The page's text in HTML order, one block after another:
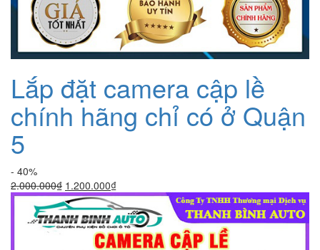
Lắp đặt camera cập lề
chính hãng chỉ có ở Quận
5
- 40%
2.000.000₫ Giá
gốc
là:
2.000.000₫.
1.200.000₫Giá
hiện
tại
là:
1.200.000₫.